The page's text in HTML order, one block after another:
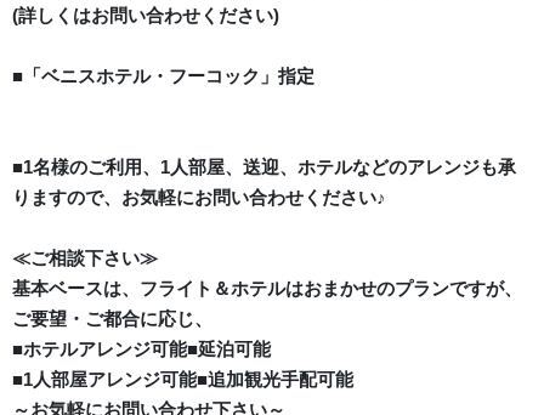
(詳しくはお問い合わせください)
■「ベニスホテル・フーコック」指定
■1名様のご利用、1人部屋、送迎、ホテルなどのアレンジも承
りますので、お気軽にお問い合わせください♪
≪ご相談下さい≫
基本ベースは、フライト＆ホテルはおまかせのプランですが、
ご要望・ご都合に応じ、
■ホテルアレンジ可能■延泊可能
■1人部屋アレンジ可能■追加観光手配可能
～お気軽にお問い合わせ下さい～